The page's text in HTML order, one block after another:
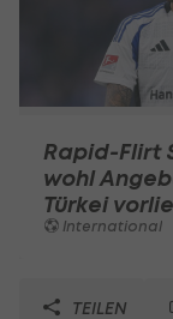
Rapid-Flirt
wohl
Türkei
International
TEILEN